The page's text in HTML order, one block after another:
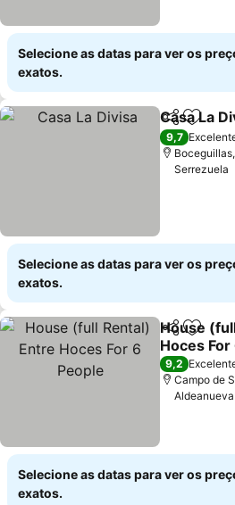
Selecione as datas para ver os
exatos.
Partilhar
Casa La
9,7
Serrezuela
Selecione as datas para ver os
exatos.
Partilhar
House
Hoces
9,2
Campo de
Selecione as datas para ver os
exatos.